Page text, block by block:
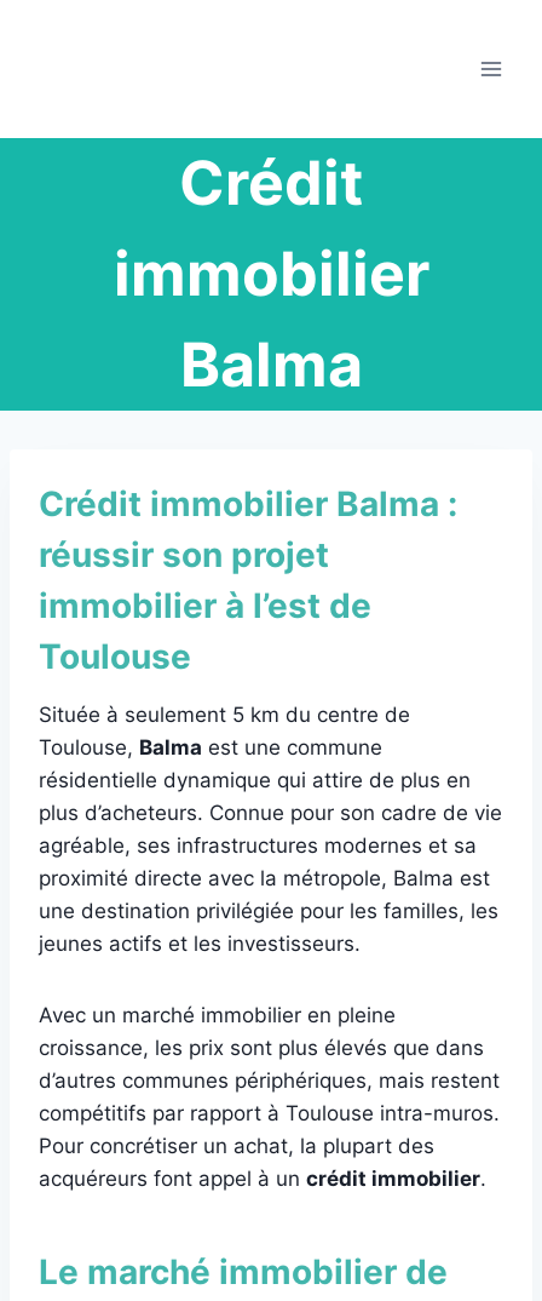
Crédit
immobilier
Balma
Crédit immobilier Balma :
réussir son projet
immobilier à l’est de
Toulouse
Située à seulement 5 km du centre de
Toulouse, Balma est une commune
résidentielle dynamique qui attire de plus en
plus d’acheteurs. Connue pour son cadre de vie
agréable, ses infrastructures modernes et sa
proximité directe avec la métropole, Balma est
une destination privilégiée pour les familles, les
jeunes actifs et les investisseurs.
Avec un marché immobilier en pleine
croissance, les prix sont plus élevés que dans
d’autres communes périphériques, mais restent
compétitifs par rapport à Toulouse intra-muros.
Pour concrétiser un achat, la plupart des
acquéreurs font appel à un crédit immobilier.
Le marché immobilier de